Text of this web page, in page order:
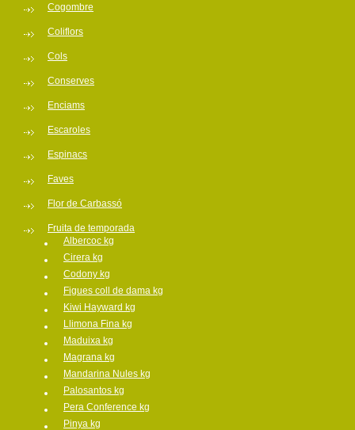
Cogombre
Coliflors
Cols
Conserves
Enciams
Escaroles
Espinacs
Faves
Flor de Carbassó
Fruita de temporada
Albercoc kg
Cirera kg
Codony kg
Figues coll de dama kg
Kiwi Hayward kg
Llimona Fina kg
Maduixa kg
Magrana kg
Mandarina Nules kg
Palosantos kg
Pera Conference kg
Pinya kg